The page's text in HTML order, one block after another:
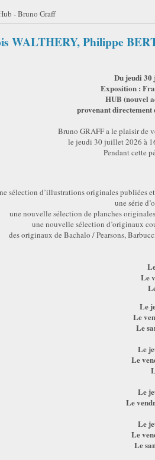
- Bruno Graff
WALTHERY, Philippe
Du jeudi 30
Exposition :
HUB (nouvel
provenant directement
Bruno GRAFF a le plaisir de
le jeudi 30 juillet 2026 à
Pendant cette
sélection d’illustrations originales publiées
une série
une nouvelle sélection de planches
une nouvelle sélection d’originaux
des originaux de Bachalo / Pearsons,
Le
Le
Le
Le
Le
Le
Le
Le
Le
Le
Le